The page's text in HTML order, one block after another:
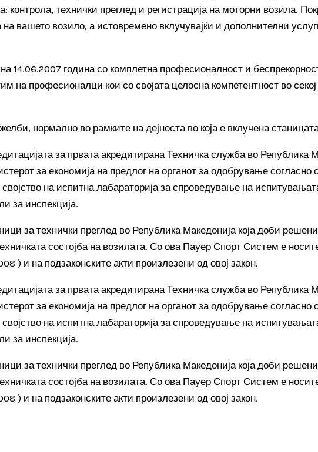
технички преглед и регистрација на моторни возила.
вашето возило, а истовремено вклучувајќи и дополнителни
година со комплетна професионалност и
професионалци кои со својата целосна компетентност во
нормално во рамките на дејноста во која е вклучена
за првата акредитирана Техничка служба во Република
за економија на предлог на органот за одобрување согласно
на испитна лабараторија за спроведување на
за инспекција.
за технички преглед во Република Македонија која доби
состојба на возилата. Со ова Пауер Спорт Систем е
) и на подзаконските акти произлезени од овој закон.
за првата акредитирана Техничка служба во Република
за економија на предлог на органот за одобрување согласно
на испитна лабараторија за спроведување на
за инспекција.
за технички преглед во Република Македонија која доби
состојба на возилата. Со ова Пауер Спорт Систем е
) и на подзаконските акти произлезени од овој закон.